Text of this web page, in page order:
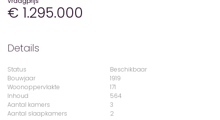
€ 1.295.000
Details
Status
Beschikbaar
Bouwjaar
1919
Woonoppervlakte
171
Inhoud
564
Aantal kamers
3
Aantal slaapkamers
2